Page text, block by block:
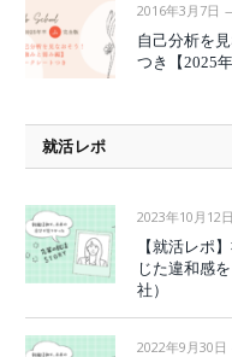
2016年3月7日
自己分析を
つき【2025
就活レポ
2023年10月12日
【就活レポ
じた違和感
社）
2022年9月30日